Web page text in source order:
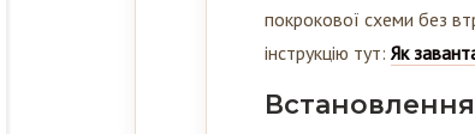
покрокової схеми без
інструкцію тут: Як